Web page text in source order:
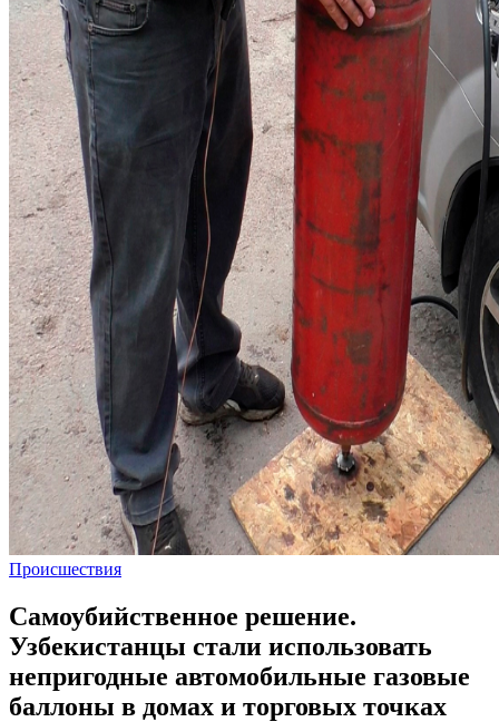
Происшествия
Самоубийственное решение.
Узбекистанцы стали использовать
непригодные автомобильные газовые
баллоны в домах и торговых точках